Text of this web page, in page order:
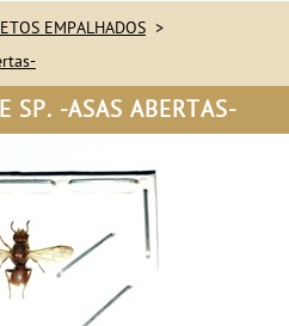
EMPALHADOS >
SP. -ASAS ABERTAS-